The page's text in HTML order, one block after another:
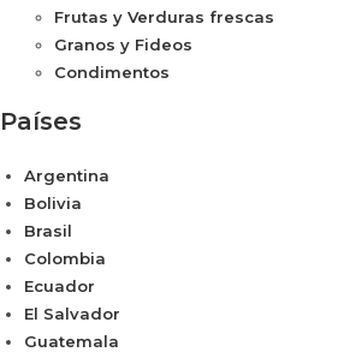
Frutas y Verduras frescas
Granos y Fideos
Condimentos
Países
Argentina
Bolivia
Brasil
Colombia
Ecuador
El Salvador
Guatemala